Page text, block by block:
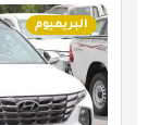
البريميوم